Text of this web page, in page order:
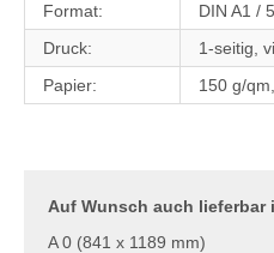
Format:
DIN A1 /
Druck:
1-seitig,
Papier:
150 g/
Auf Wunsch auch lieferbar
A 0 (841 x 1189 mm)